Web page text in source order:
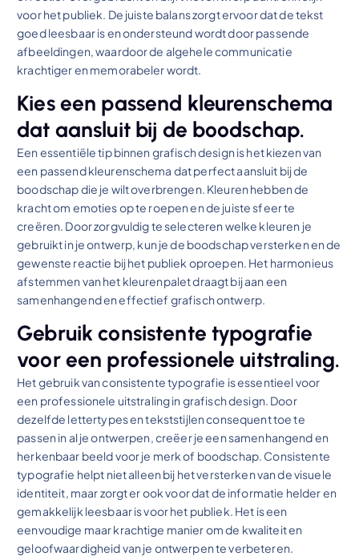
voor het publiek. De juiste balans zorgt ervoor dat de tekst
goed leesbaar is en ondersteund wordt door passende
afbeeldingen, waardoor de algehele communicatie
krachtiger en memorabeler wordt.
Kies een passend kleurenschema
dat aansluit bij de boodschap.
Een essentiële tip binnen grafisch design is het kiezen van
een passend kleurenschema dat perfect aansluit bij de
boodschap die je wilt overbrengen. Kleuren hebben de
kracht om emoties op te roepen en de juiste sfeer te
creëren. Door zorgvuldig te selecteren welke kleuren je
gebruikt in je ontwerp, kun je de boodschap versterken en de
gewenste reactie bij het publiek oproepen. Het harmonieus
afstemmen van het kleurenpalet draagt bij aan een
samenhangend en effectief grafisch ontwerp.
Gebruik consistente typografie
voor een professionele uitstraling.
Het gebruik van consistente typografie is essentieel voor
een professionele uitstraling in grafisch design. Door
dezelfde lettertypes en tekststijlen consequent toe te
passen in al je ontwerpen, creëer je een samenhangend en
herkenbaar beeld voor je merk of boodschap. Consistente
typografie helpt niet alleen bij het versterken van de visuele
identiteit, maar zorgt er ook voor dat de informatie helder en
gemakkelijk leesbaar is voor het publiek. Het is een
eenvoudige maar krachtige manier om de kwaliteit en
geloofwaardigheid van je ontwerpen te verbeteren.